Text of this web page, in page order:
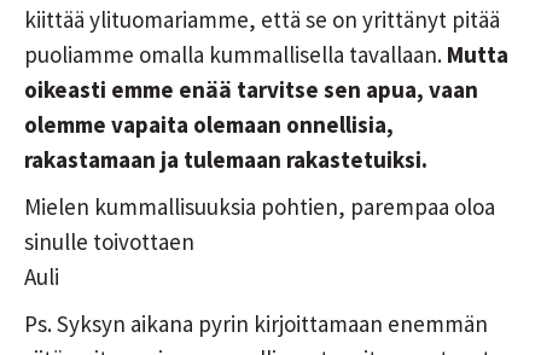
kiittää ylituomariamme, että se on yrittänyt pitää
puoliamme omalla kummallisella tavallaan. Mutta
oikeasti emme enää tarvitse sen apua, vaan
olemme vapaita olemaan onnellisia,
rakastamaan ja tulemaan rakastetuiksi.
Mielen kummallisuuksia pohtien, parempaa oloa
sinulle toivottaen
Auli
Ps. Syksyn aikana pyrin kirjoittamaan enemmän